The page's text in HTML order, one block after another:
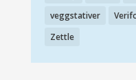
veggstativer
Zettle